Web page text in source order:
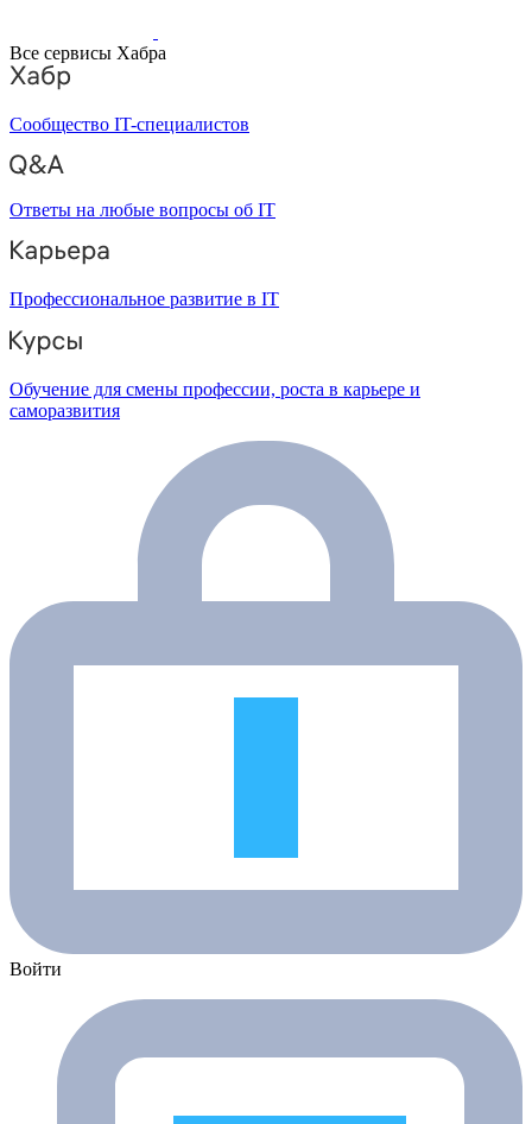
Все сервисы Хабра
Сообщество IT-специалистов
Ответы на любые вопросы об IT
Профессиональное развитие в IT
Обучение для смены профессии, роста в карьере и
саморазвития
Войти